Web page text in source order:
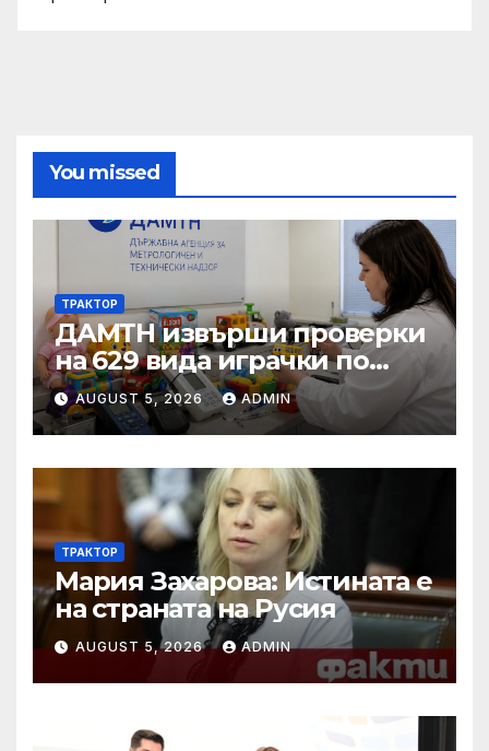
You missed
ТРАКТОР
ДАМТН извърши проверки
на 629 вида играчки по
повод Деня на детето
AUGUST 5, 2026 ADMIN
ТРАКТОР
Мария Захарова: Истината е
на страната на Русия
AUGUST 5, 2026 ADMIN